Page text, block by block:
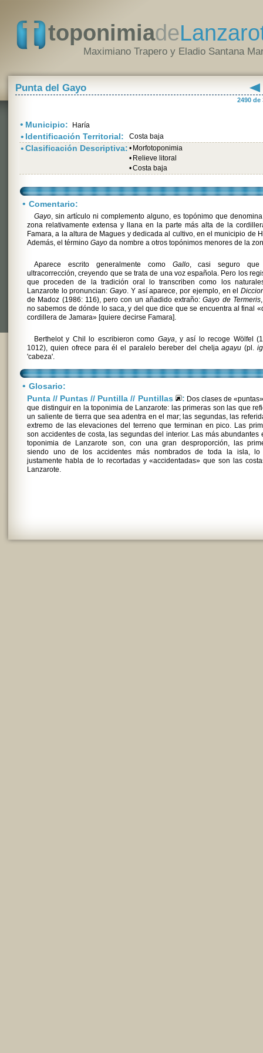
toponimiade
Maximiano Trapero y Eladio Santana
Punta del Gayo
2490 de
• Municipio: Haría
• Identificación Territorial: Costa baja
•Clasificación Descriptiva: • Morfotoponimia
• Relieve litoral
•Costa baja
• Comentario:
Gayo, sin artículo ni complemento alguno, es topónimo que
zona relativamente extensa y llana en la parte más alta de la
Famara, a la altura de Magues y dedicada al cultivo, en el municipio de
Además, el término Gayo da nombre a otros topónimos menores de la
Aparece escrito generalmente como Gallo, casi seguro que
ultracorrección, creyendo que se trata de una voz española. Pero los
que proceden de la tradición oral lo transcriben como los
Lanzarote lo pronuncian:Gayo. Y así aparece, por ejemplo, en el
de Madoz (1986: 116), pero con un añadido extraño:Gayo de Termeris
no sabemos de dónde lo saca, y del que dice que se encuentra al final
cordillera de Jamara» [quiere decirse Famara].
Berthelot y Chil lo escribieron como Gaya, y así lo recoge Wölfel
1012), quien ofrece para él el paralelo bereber del cheljaagayu (pl.
'cabeza'.
• Glosario:
Punta // Puntas // Puntilla // Puntillas
: Dos clases de
que distinguir en la toponimia de Lanzarote: las primeras son las que
un saliente de tierra que sea adentra en el mar; las segundas, las
extremo de las elevaciones del terreno que terminan en pico. Las
son accidentes de costa, las segundas del interior. Las más abundantes
toponimia de Lanzarote son, con una gran desproporción, las
siendo uno de los accidentes más nombrados de toda la isla, lo
justamente habla de lo recortadas y «accidentadas» que son las
Lanzarote.